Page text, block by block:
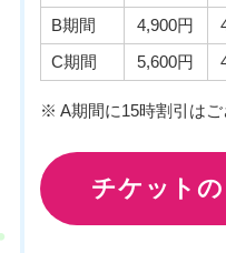
B期間
4,900円
C期間
5,600円
※ A期間に15時割引はご
チケット